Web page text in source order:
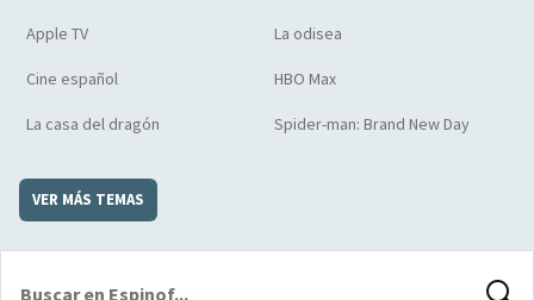
Apple TV La odisea
Cine español HBO Max
La casa del dragón Spider-man: Brand New Day
VER MÁS TEMAS